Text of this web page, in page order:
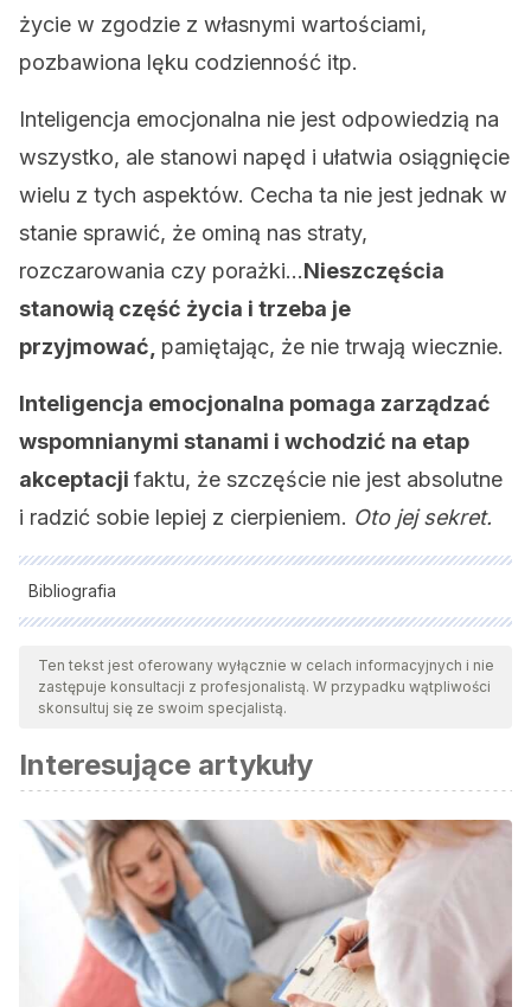
życie w zgodzie z własnymi wartościami,
pozbawiona lęku codzienność itp.
Inteligencja emocjonalna nie jest odpowiedzią na
wszystko, ale stanowi napęd i ułatwia osiągnięcie
wielu z tych aspektów. Cecha ta nie jest jednak w
stanie sprawić, że ominą nas straty,
rozczarowania czy porażki…Nieszczęścia
stanowią część życia i trzeba je
przyjmować, pamiętając, że nie trwają wiecznie.
Inteligencja emocjonalna pomaga zarządzać
wspomnianymi stanami i wchodzić na etap
akceptacji faktu, że szczęście nie jest absolutne
i radzić sobie lepiej z cierpieniem. Oto jej sekret.
Bibliografia
Wszystkie cytowane źródła zostały gruntownie
przeanalizowane przez nasz zespół w celu zapewnienia ich
jakości, wiarygodności, aktualności i ważności. Bibliografia
względem naukowym lub akademickim.
Furnham, A., & Christoforou, I. (2007). Personality traits,
emotional intelligence, and multiple happiness.North
American Journal of Psychology
(3), 439–462.
Ten tekst jest oferowany wyłącznie w celach informacyjnych i nie
zastępuje konsultacji z profesjonalistą. W przypadku wątpliwości
skonsultuj się ze swoim specjalistą.
Interesujące artykuły